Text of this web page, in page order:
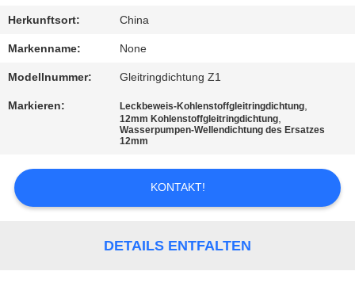
TRETEN
SIE
MIT
UNS
VERBINDUNG
FORDERN
Herkunftsort: China
Markenname: None
Modellnummer: Gleitringdichtung Z1
Markieren: Leckbeweis-Kohlenstoffgleitringdichtung,
12mm Kohlenstoffgleitringdichtung,
Wasserpumpen-Wellendichtung des Ersatzes
12mm
KONTAKT!
DETAILS ENTFALTEN